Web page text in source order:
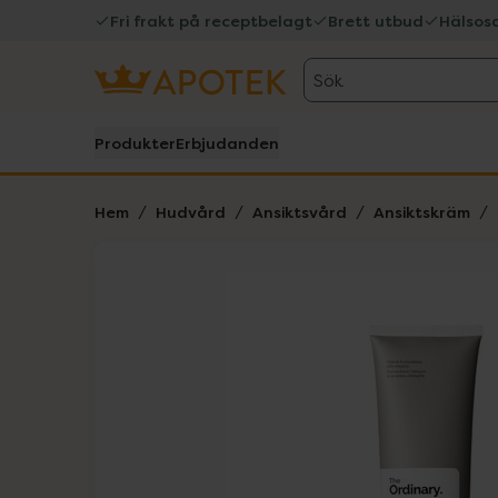
Fri frakt på receptbelagt Brett utbud
Sök
ProdukterErbjudanden
Hem Hudvård Ansiktsvård Ansiktskräm